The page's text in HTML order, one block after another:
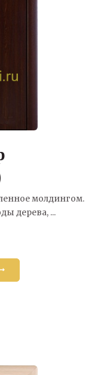
молдингом.
дерева, ...